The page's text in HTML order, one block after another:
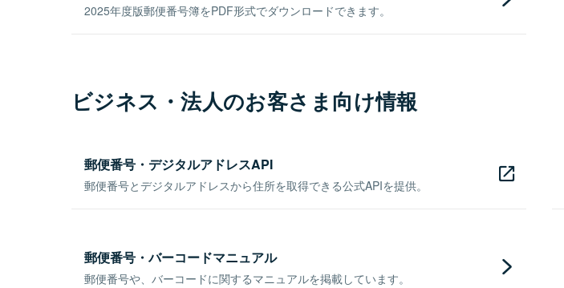
2025年度版郵便番号簿をPDF形式でダウンロードできます。
ビジネス・法人のお客さま向け情報
郵便番号・デジタルアドレスAPI
郵便番号とデジタルアドレスから住所を取得できる公式APIを提供。
郵便番号・バーコードマニュアル
郵便番号や、バーコードに関するマニュアルを掲載しています。